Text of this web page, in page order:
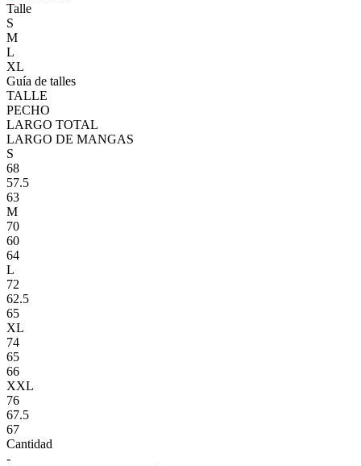
Talle
S
M
L
XL
Guía de talles
TALLE
PECHO
LARGO TOTAL
LARGO DE MANGAS
S
68
57.5
63
M
70
60
64
L
72
62.5
65
XL
74
65
66
XXL
76
67.5
67
Cantidad
-